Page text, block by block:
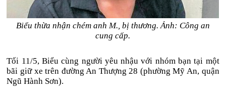
Biểu thừa nhận chém anh M., bị thương. Ảnh: Công an
cung cấp.
Tối 11/5, Biểu cùng người yêu nhậu với nhóm bạn tại một
bãi giữ xe trên đường An Thượng 28 (phường Mỹ An, quận
Ngũ Hành Sơn).